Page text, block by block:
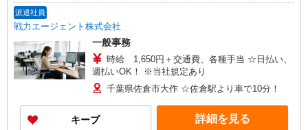
派遣社員
戦力エージェント株式会社
一般事務
時給 1,650円＋交通費、各種手当 ☆日払い、
週払いOK！ ※当社規定あり
千葉県佐倉市大作 ☆佐倉駅より車で10分！
キープ 詳細を見る